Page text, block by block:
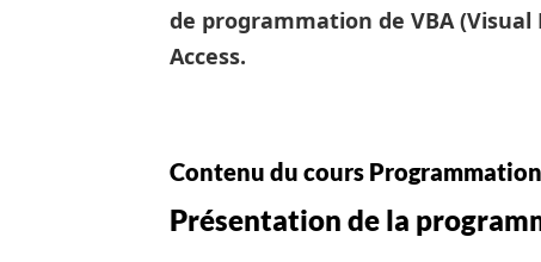
de programmation de VBA
Access.
Contenu du cours
Présentation de la